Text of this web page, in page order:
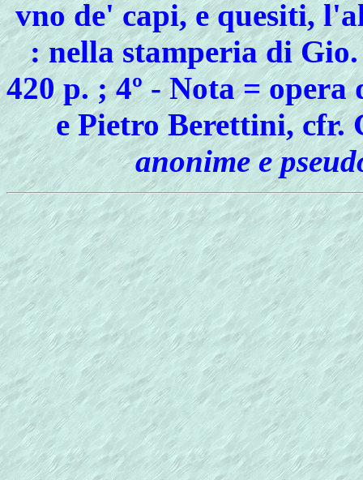
vno de' capi, e quesiti,
: nella stamperia di
420 p. ; 4º - Nota =
e Pietro Berettini, cfr.
anonime e